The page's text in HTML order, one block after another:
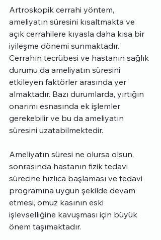
Artroskopik cerrahi yöntem,
ameliyatın süresini kısaltmakta ve
açık cerrahilere kıyasla daha kısa bir
iyileşme dönemi sunmaktadır.
Cerrahın tecrübesi ve hastanın sağlık
durumu da ameliyatın süresini
etkileyen faktörler arasında yer
almaktadır. Bazı durumlarda, yırtığın
onarımı esnasında ek işlemler
gerekebilir ve bu da ameliyatın
süresini uzatabilmektedir.
Ameliyatın süresi ne olursa olsun,
sonrasında hastanın fizik tedavi
sürecine hızlıca başlaması ve tedavi
programına uygun şekilde devam
etmesi, omuz kasının eski
işlevselliğine kavuşması için büyük
önem taşımaktadır.